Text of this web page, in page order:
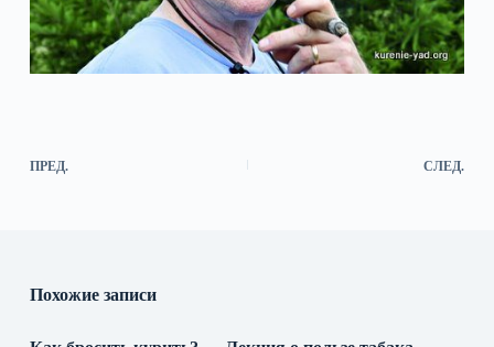
ПРЕД. СЛЕД.
Похожие записи